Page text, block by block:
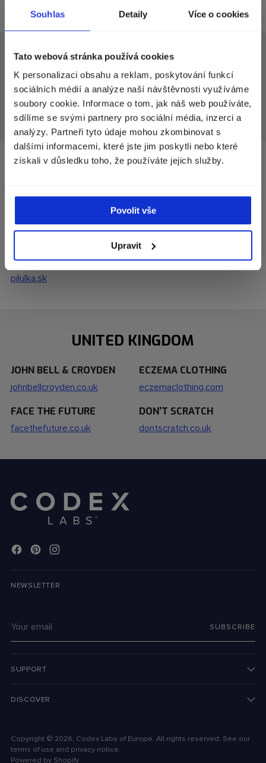
Souhlas Detaily Více o cookies
Tato webová stránka používá cookies
K personalizaci obsahu a reklam, poskytování funkcí
sociálních médií a analýze naší návštěvnosti využíváme
soubory cookie. Informace o tom, jak náš web používáte,
sdílíme se svými partnery pro sociální média, inzerci a
analýzy. Partneři tyto údaje mohou zkombinovat s
dalšími informacemi, které jste jim poskytli nebo které
získali v důsledku toho, že používáte jejich služby.
Povolit vše
Upravit
Zvolte zemi doručení
Zobrazíme vám správné ceny, dostupnost a
dopravu.
Currency Norway (kr)
IRELAND
CARRIGALINE CAREPLUS
careplus.ie
MEAGHERS PHARMACY
meagherspharmacy.ie
SLOVAKIA
conceptstory.sk
LEKÁREŇ PURA
Vajnorská 1352/32,
Bratislava
PILULKA
pilulka.sk
UNITED KINGDOM
JOHN BELL & CROYDEN
johnbellcroyden.co.uk
ECZEMA CLOTHING
eczemaclothing.com
FACE THE FUTURE
facethefuture.co.uk
DON’T SCRATCH
dontscratch.co.uk
NEWSLETTER
email
SUBSCRIBE
SUPPORT
DISCOVER
Copyright © 2026, Codex Labs of Europe. All rights reserved. See our
terms of use and privacy notice.
Powered by Shopify